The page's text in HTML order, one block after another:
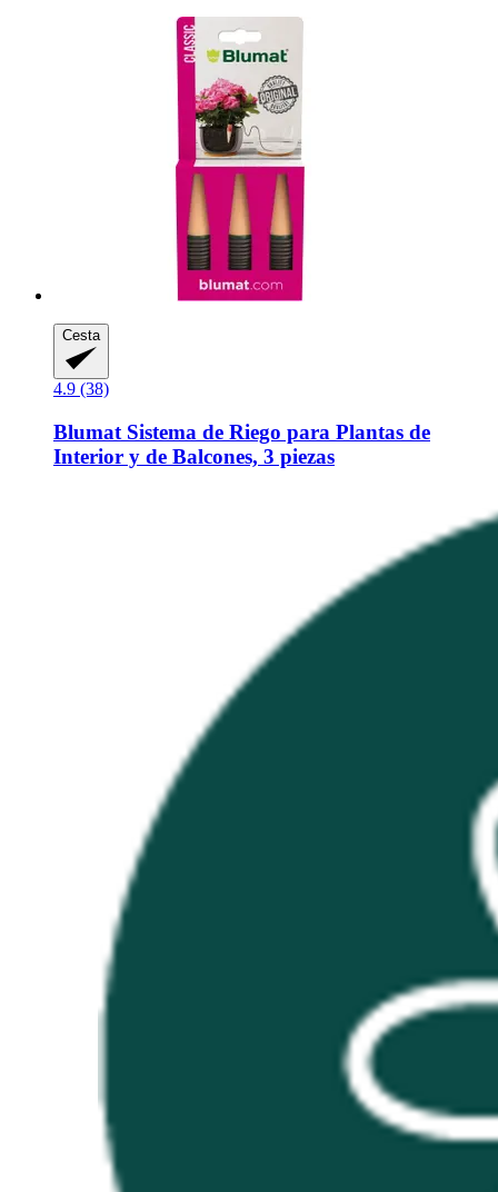
Cesta
4.9 (38)
Blumat Sistema de Riego para Plantas de
Interior y de Balcones, 3 piezas